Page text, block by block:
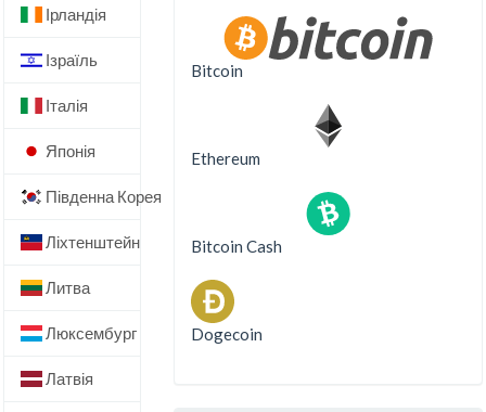
Ірландія
Ізраїль
Італія
Японія
Південна Корея
Ліхтенштейн
Литва
Люксембург
Латвія
Bitcoin
Ethereum
Bitcoin Cash
Dogecoin